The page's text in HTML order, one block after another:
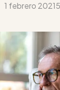
1 febrero 2021